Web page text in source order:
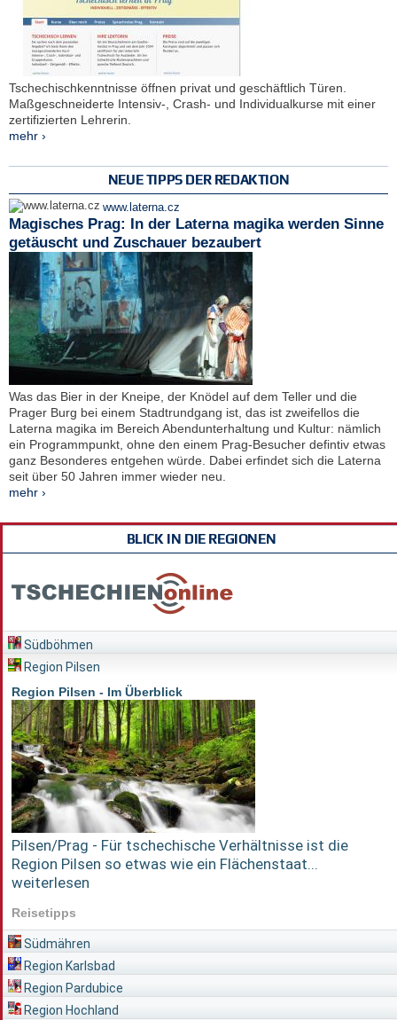
Tschechischkenntnisse öffnen privat und geschäftlich Türen.
Maßgeschneiderte Intensiv-, Crash- und Individualkurse mit einer
zertifizierten Lehrerin.
mehr ›
NEUE TIPPS DER REDAKTION
www.laterna.cz
Magisches Prag: In der Laterna magika werden Sinne
getäuscht und Zuschauer bezaubert
Was das Bier in der Kneipe, der Knödel auf dem Teller und die
Prager Burg bei einem Stadtrundgang ist, das ist zweifellos die
Laterna magika im Bereich Abendunterhaltung und Kultur: nämlich
ein Programmpunkt, ohne den einem Prag-Besucher defintiv etwas
ganz Besonderes entgehen würde. Dabei erfindet sich die Laterna
seit über 50 Jahren immer wieder neu.
mehr ›
BLICK IN DIE REGIONEN
Südböhmen
Region Pilsen
Region Pilsen - Im Überblick
Pilsen/Prag - Für tschechische Verhältnisse ist die
Region Pilsen so etwas wie ein Flächenstaat...
weiterlesen
Reisetipps
Südmähren
Region Karlsbad
Region Pardubice
Region Hochland